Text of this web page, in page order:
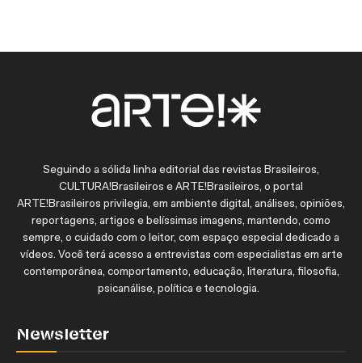
Seguindo a sólida linha editorial das revistas Brasileiros,
CULTURA!Brasileiros e ARTE!Brasileiros, o portal
ARTE!Brasileiros privilegia, em ambiente digital, análises, opiniões,
reportagens, artigos e belíssimas imagens, mantendo, como
sempre, o cuidado com o leitor, com espaço especial dedicado a
vídeos. Você terá acesso a entrevistas com especialistas em arte
contemporânea, comportamento, educação, literatura, filosofia,
psicanálise, política e tecnologia.
Newsletter